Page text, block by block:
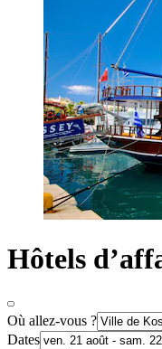
Hôtels
Où allez-vous ?
Dates